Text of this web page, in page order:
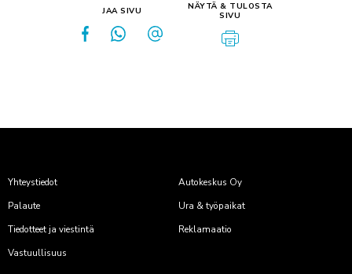
JAA SIVU
NÄYTÄ & TULOSTA
SIVU
Yhteystiedot
Autokeskus Oy
Palaute
Ura & työpaikat
Tiedotteet ja viestintä
Reklamaatio
Vastuullisuus